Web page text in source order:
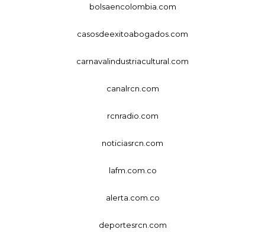
bolsaencolombia.com
casosdeexitoabogados.com
carnavalindustriacultural.com
canalrcn.com
rcnradio.com
noticiasrcn.com
lafm.com.co
alerta.com.co
deportesrcn.com